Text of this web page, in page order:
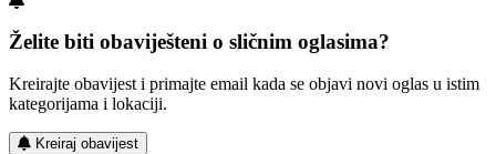
Želite biti obaviješteni o sličnim oglasima?
Kreirajte obavijest i primajte email kada se objavi novi oglas u istim
kategorijama i lokaciji.
Kreiraj obavijest